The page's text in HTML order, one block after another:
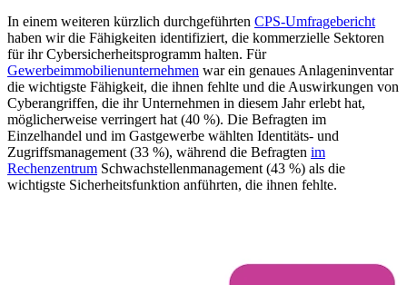
In einem weiteren kürzlich durchgeführten CPS-Umfragebericht
haben wir die Fähigkeiten identifiziert, die kommerzielle Sektoren
für ihr Cybersicherheitsprogramm halten. Für
Gewerbeimmobilienunternehmen war ein genaues Anlageninventar
die wichtigste Fähigkeit, die ihnen fehlte und die Auswirkungen von
Cyberangriffen, die ihr Unternehmen in diesem Jahr erlebt hat,
möglicherweise verringert hat (40 %). Die Befragten im
Einzelhandel und im Gastgewerbe wählten Identitäts- und
Zugriffsmanagement (33 %), während die Befragten im
Rechenzentrum Schwachstellenmanagement (43 %) als die
wichtigste Sicherheitsfunktion anführten, die ihnen fehlte.